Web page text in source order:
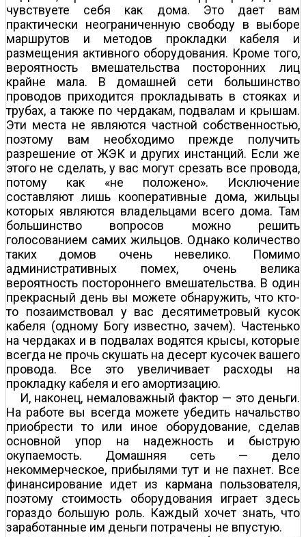
чувствуете себя как дома. Это дает вам
практически неограниченную свободу в выборе
маршрутов и методов прокладки кабеля и
размещения активного оборудования. Кроме того,
вероятность вмешательства посторонних лиц
крайне мала. В домашней сети большинство
проводов приходится прокладывать в стояках и
трубах, а также по чердакам, подвалам и крышам.
Эти места не являются частной собственностью,
поэтому вам необходимо прежде получить
разрешение от ЖЭК и других инстанций. Если же
этого не сделать, у вас могут срезать все провода,
потому как «не положено». Исключение
составляют лишь кооперативные дома, жильцы
которых являются владельцами всего дома. Там
большинство вопросов можно решить
голосованием самих жильцов. Однако количество
таких домов очень невелико. Помимо
административных помех, очень велика
вероятность постороннего вмешательства. В один
прекрасный день вы можете обнаружить, что кто-
то позаимствовал у вас десятиметровый кусок
кабеля (одному Богу известно, зачем). Частенько
на чердаках и в подвалах водятся крысы, которые
всегда не прочь скушать на десерт кусочек вашего
провода. Все это увеличивает расходы на
прокладку кабеля и его амортизацию.
И, наконец, немаловажный фактор — это деньги.
На работе вы всегда можете убедить начальство
приобрести то или иное оборудование, сделав
основной упор на надежность и быструю
окупаемость. Домашняя сеть — дело
некоммерческое, прибылями тут и не пахнет. Все
финансирование идет из кармана пользователя,
поэтому стоимость оборудования играет здесь
гораздо большую роль. Каждый хочет знать, что
заработанные им деньги потрачены не впустую.